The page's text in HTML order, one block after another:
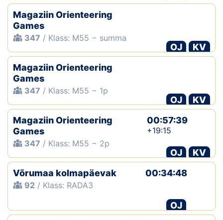
Koondised
Tule klubisse!
Tulemused
Dokumendid
Klubid
Suletud maastikud
Püsirajad
Ajalugu
Koolitused
Magaziin Orienteering
Games
347 / Klass: M55 − summa
OJ
KV
Magaziin Orienteering
Games
347 / Klass: M55 − 1p
OJ
KV
Magaziin Orienteering
Games
347 / Klass: M55 − 2p
00:57:39
+19:15
OJ
KV
Võrumaa kolmapäevak
92 / Klass: RADA3
00:34:48
OJ